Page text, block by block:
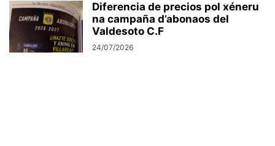
Diferencia de precios pol xéneru
na campaña d’abonaos del
Valdesoto C.F
24/07/2026